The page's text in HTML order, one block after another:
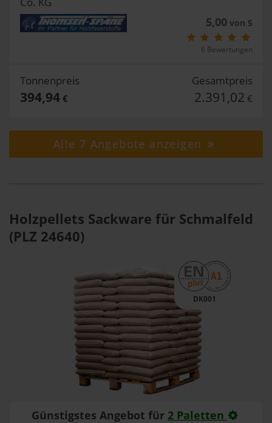
5,00 von 5
6 Bewertungen
Tonnenpreis
394,94€
Gesamtpreis
2.391,02 €
Alle 7 Angebote anzeigen
Holzpellets Sackware für Schmalfeld
(PLZ 24640)
DK001
Günstigstes Angebot für 2 Paletten